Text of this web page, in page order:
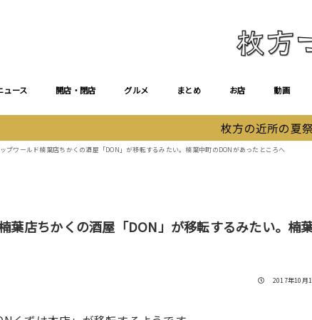
ュース 開店・閉店 グルメ まとめ お店 動画
枚方の近所の夏
ップワールド楠葉店ちかくの酒屋「DON」が移転するみたい。楠葉中町のDONがあったところへ
葉店ちかくの酒屋「DON」が移転するみたい。楠
投稿日
2017年10月